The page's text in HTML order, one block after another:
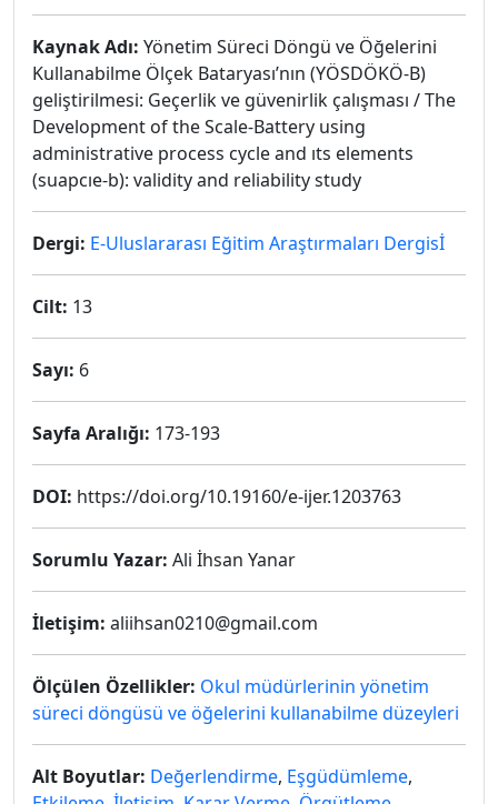
Kaynak Adı: Yönetim Süreci Döngü ve Öğelerini
Kullanabilme Ölçek Bataryası’nın (YÖSDÖKÖ-B)
geliştirilmesi: Geçerlik ve güvenirlik çalışması / The
Development of the Scale-Battery using
administrative process cycle and ıts elements
(suapcıe-b): validity and reliability study
Dergi: E-Uluslararası Eğitim Araştırmaları Dergisİ
Cilt: 13
Sayı: 6
Sayfa Aralığı: 173-193
DOI: https://doi.org/10.19160/e-ijer.1203763
Sorumlu Yazar: Ali İhsan Yanar
İletişim: aliihsan0210@gmail.com
Ölçülen Özellikler: Okul müdürlerinin yönetim
süreci döngüsü ve öğelerini kullanabilme düzeyleri
Alt Boyutlar: Değerlendirme, Eşgüdümleme,